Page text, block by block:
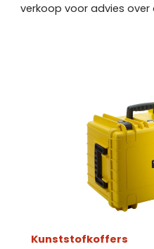
verkoop voor advies over
Kunststofkoffers